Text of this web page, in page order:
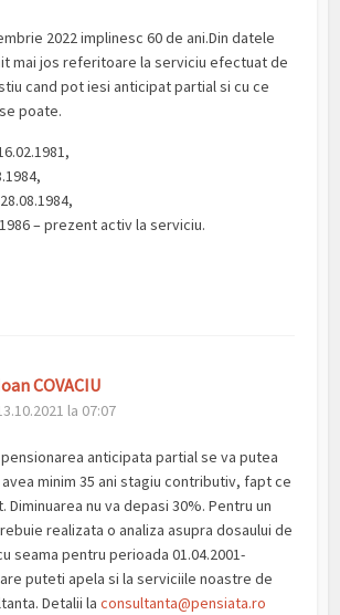
2022 implinesc 60 de ani.Din datele
mai jos referitoare la serviciu efectuat de
cand pot iesi anticipat partial si cu ce
poate.
– prezent activ la serviciu.
COVACIU
la 07:07
anticipata partial se va putea
minim 35 ani stagiu contributiv, fapt ce
Diminuarea nu va depasi 30%. Pentru un
realizata o analiza asupra dosaului de
seama pentru perioada 01.04.2001-
puteti apela si la serviciile noastre de
Detalii laconsultanta@pensiata.ro